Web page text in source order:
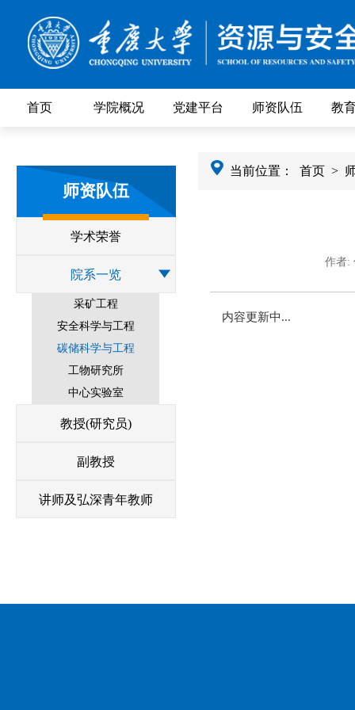
首页 学院概况 党建平台 师资队伍 教
师资队伍
学术荣誉
院系一览
采矿工程
安全科学与工程
碳储科学与工程
工物研究所
中心实验室
教授(研究员)
副教授
讲师及弘深青年教师
当前位置： 首页 >
作者:
内容更新中...